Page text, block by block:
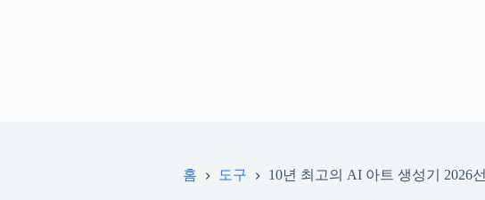
홈 도구 10년 최고의 AI 아트 생성기 2026선